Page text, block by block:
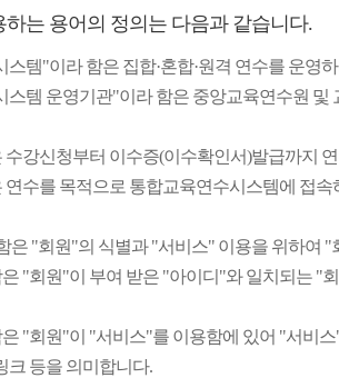
하는 용어의 정의는 다음과 같습니다.
템"이라 함은 집합·혼합·원격 연수를 운영
템 운영기관"이라 함은 중앙교육연수원 및
강신청부터 이수증(이수확인서)발급까지
수를 목적으로 통합교육연수시스템에 접
"회원"의 식별과 "서비스" 이용을 위하여 "
"회원"이 부여 받은 "아이디"와 일치되는 "
"회원"이 "서비스"를 이용함에 있어 "서비스
크 등을 의미합니다.